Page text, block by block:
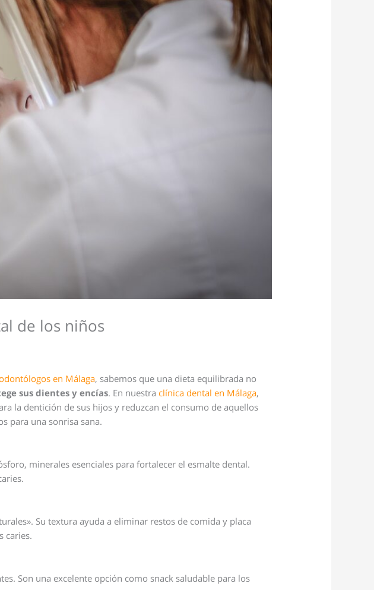
de los niños
odontólogos en Málaga, sabemos que una dieta equilibrada no
sus dientes y encías. En nuestra clínica dental en Málaga,
la dentición de sus hijos y reduzcan el consumo de aquellos
para una sonrisa sana.
minerales esenciales para fortalecer el esmalte dental.
Su textura ayuda a eliminar restos de comida y placa
caries.
Son una excelente opción como snack saludable para los